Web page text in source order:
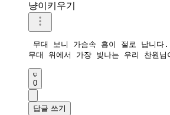
냥이키우기
무대 보니 가슴속 흥이 절로 납니다.
0
답글 쓰기